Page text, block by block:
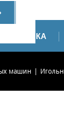
ДОСТАВКА
машин